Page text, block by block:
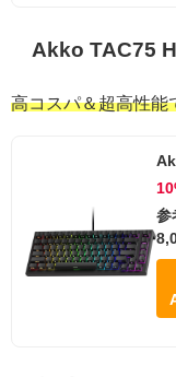
Akko TAC75
高コスパ＆超高性能
参